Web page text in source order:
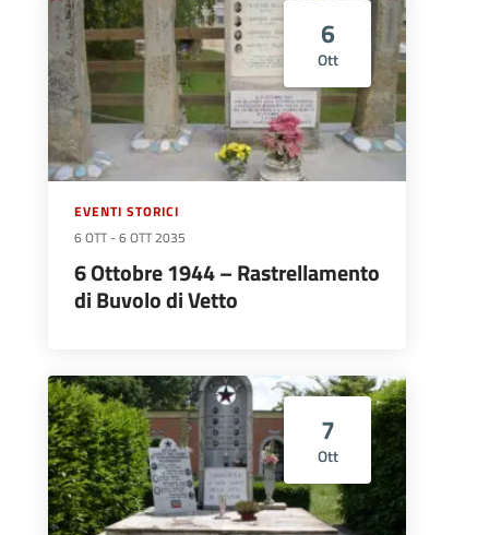
6
Ott
EVENTI STORICI
6 OTT -6 OTT 2035
6 Ottobre 1944 – Rastrellamento
di Buvolo di Vetto
7
Ott